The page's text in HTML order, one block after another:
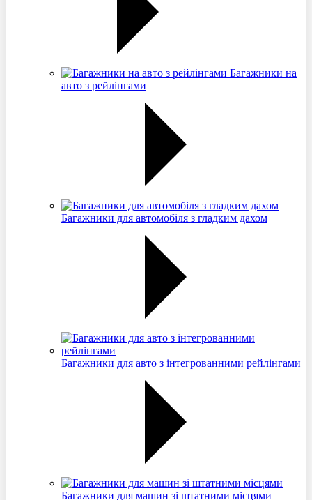
Багажники на
авто з рейлінгами
Багажники для автомобіля з гладким дахом
Багажники для авто з інтегрованними рейлінгами
Багажники для машин зі штатними місцями